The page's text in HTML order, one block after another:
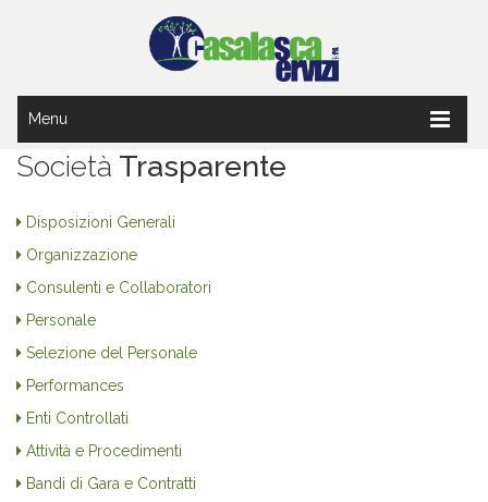
Menu
Società Trasparente
Disposizioni Generali
Organizzazione
Consulenti e Collaboratori
Personale
Selezione del Personale
Performances
Enti Controllati
Attività e Procedimenti
Bandi di Gara e Contratti